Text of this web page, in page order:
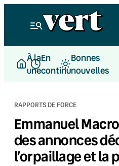
À la
une
En
continu
Bonnes
nouvelles
RAPPORTS DE FORCE
Emmanuel
des annonces
l’orpaillage et la